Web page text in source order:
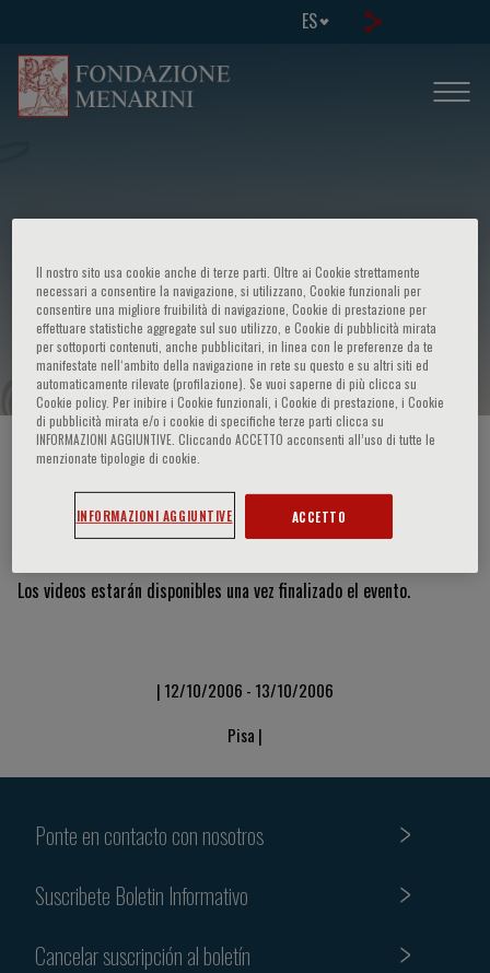
ES
Ninth international congress -
Advances in management of
malignancies
HOME PAGE / CURSOS Y EVENTOS
Vídeos y diapositivas
Los videos estarán disponibles una vez finalizado el evento.
| 12/10/2006 - 13/10/2006
Pisa |
Ponte en contacto con nosotros
Suscribete Boletin Informativo
Cancelar suscripción al boletín
Il nostro sito usa cookie anche di terze parti. Oltre ai Cookie strettamente
necessari a consentire la navigazione, si utilizzano, Cookie funzionali per
consentire una migliore fruibilità di navigazione, Cookie di prestazione per
effettuare statistiche aggregate sul suo utilizzo, e Cookie di pubblicità mirata
per sottoporti contenuti, anche pubblicitari, in linea con le preferenze da te
manifestate nell‘ambito della navigazione in rete su questo e su altri siti ed
automaticamente rilevate (profilazione). Se vuoi saperne di più clicca su
Cookie policy. Per inibire i Cookie funzionali, i Cookie di prestazione, i Cookie
di pubblicità mirata e/o i cookie di specifiche terze parti clicca su
INFORMAZIONI AGGIUNTIVE. Cliccando ACCETTO acconsenti all’uso di tutte le
menzionate tipologie di cookie.
INFORMAZIONI AGGIUNTIVE ACCETTO